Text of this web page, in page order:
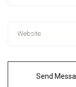
Send